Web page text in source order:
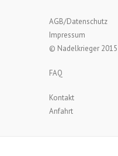
AGB/Datenschutz
Impressum
© Nadelkrieger 2015
FAQ
Kontakt
Anfahrt